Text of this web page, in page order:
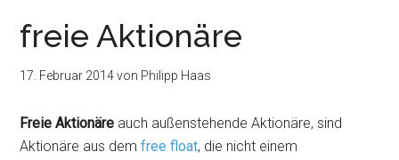
freie Aktionäre
17. Februar 2014von Philipp Haas
Freie Aktionäre auch außenstehende Aktionäre, sind
Aktionäre aus dem free float, die nicht einem